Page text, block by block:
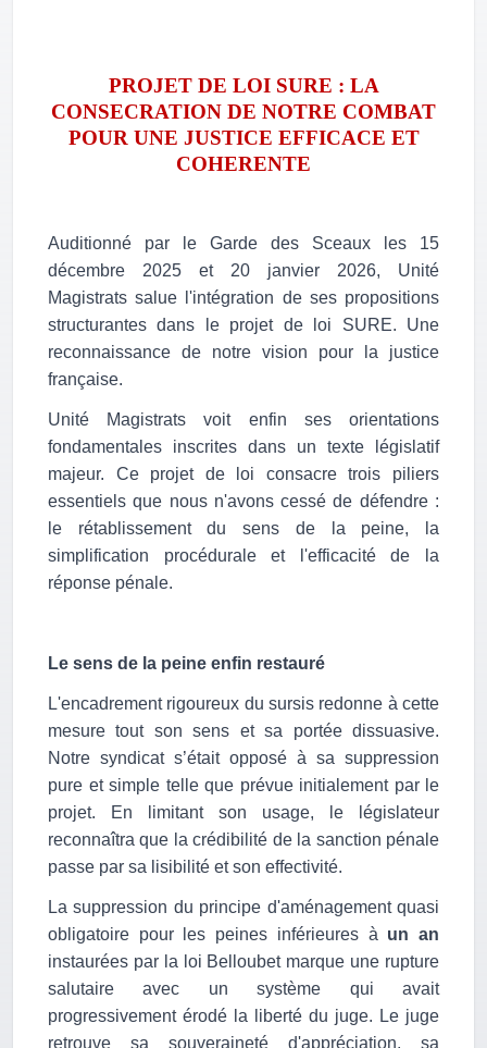
PROJET DE LOI SURE : LA
CONSECRATION DE NOTRE COMBAT
POUR UNE JUSTICE EFFICACE ET
COHERENTE
Auditionné par le Garde des Sceaux les 15
décembre 2025 et 20 janvier 2026, Unité
Magistrats salue l'intégration de ses propositions
structurantes dans le projet de loi SURE. Une
reconnaissance de notre vision pour la justice
française.
Unité Magistrats voit enfin ses orientations
fondamentales inscrites dans un texte législatif
majeur. Ce projet de loi consacre trois piliers
essentiels que nous n'avons cessé de défendre :
le rétablissement du sens de la peine, la
simplification procédurale et l'efficacité de la
réponse pénale.
Le sens de la peine enfin restauré
L'encadrement rigoureux du sursis redonne à cette
mesure tout son sens et sa portée dissuasive.
Notre syndicat s’était opposé à sa suppression
pure et simple telle que prévue initialement par le
projet. En limitant son usage, le législateur
reconnaîtra que la crédibilité de la sanction pénale
passe par sa lisibilité et son effectivité.
La suppression du principe d'aménagement quasi
obligatoire pour les peines inférieures à un an
instaurées par la loi Belloubet marque une rupture
salutaire avec un système qui avait
progressivement érodé la liberté du juge. Le juge
retrouve sa souveraineté d'appréciation, sa